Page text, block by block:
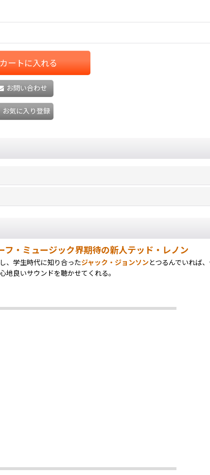
ートに入れる
お問い合わせ
お気に入り登録
・ミュージック界期待の新人テッド・レノン
、学生時代に知り合ったジャック・ジョンソンとつるんでいれば
良いサウンドを聴かせてくれる。